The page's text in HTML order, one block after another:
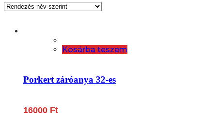
Kosárba teszem
Porkert záróanya 32-es
16000 Ft